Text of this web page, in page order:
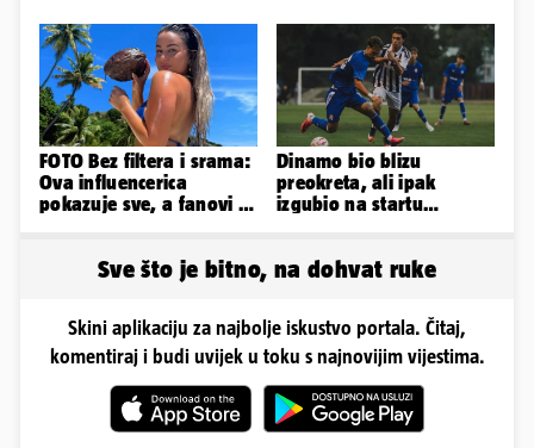
FOTO Bez filtera i srama:
Ova influencerica
pokazuje sve, a fanovi je
Dinamo bio blizu
preokreta, ali ipak
izgubio na startu
Sve što je bitno, na dohvat ruke
Skini aplikaciju za najbolje iskustvo portala. Čitaj,
komentiraj i budi uvijek u toku s najnovijim vijestima.